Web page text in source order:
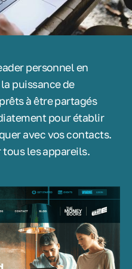
personnel en
puissance de
à être partagés
pour établir
avec vos contacts.
les appareils.